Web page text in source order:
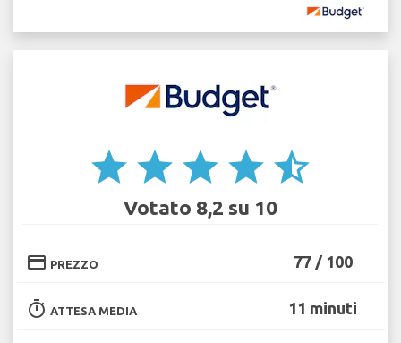
star star star star star_half
Votato 8,2 su 10
credit_card PREZZO 77 / 100
timer ATTESA MEDIA 11 minuti